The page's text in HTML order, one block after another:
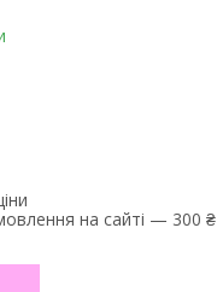
на сайті — 300 ₴